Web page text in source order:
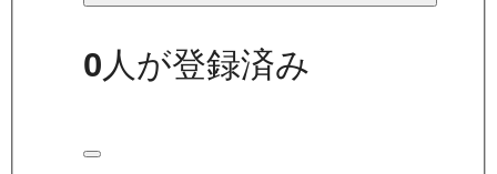
0 人が登録済み